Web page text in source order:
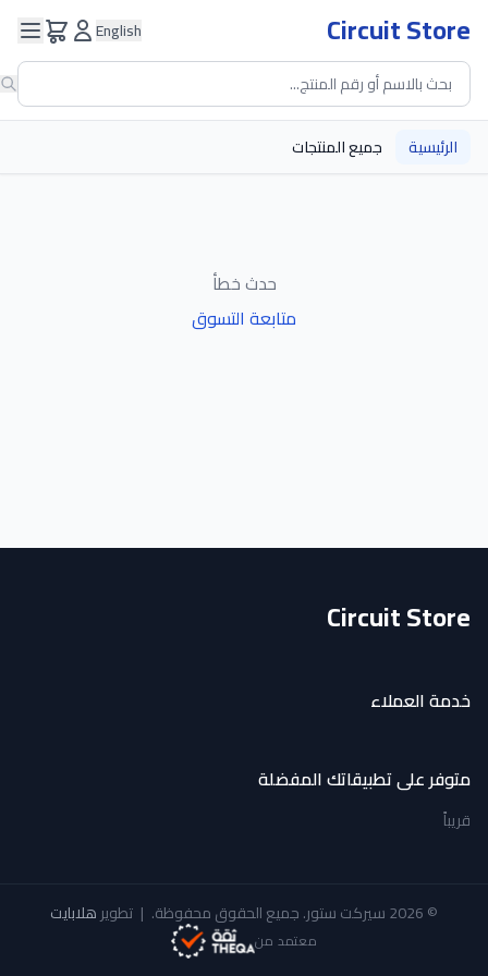
Circuit Store
English
الرئيسية جميع المنتجات
حدث خطأ
متابعة التسوق
Circuit Store
خدمة العملاء
متوفر على تطبيقاتك المفضلة
قريباً
© 2026 سيركت ستور. جميع الحقوق محفوظة. | تطويرهلابايت
معتمد من